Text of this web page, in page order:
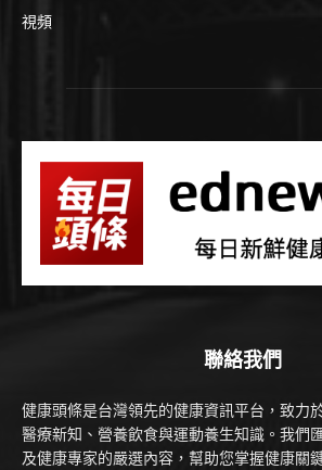
視頻
聯絡我們
健康頭條是台灣領先的健康資訊平台，致力
醫療新知、營養飲食與運動養生知識。我們
及健康專家的嚴選內容，幫助您掌握健康關